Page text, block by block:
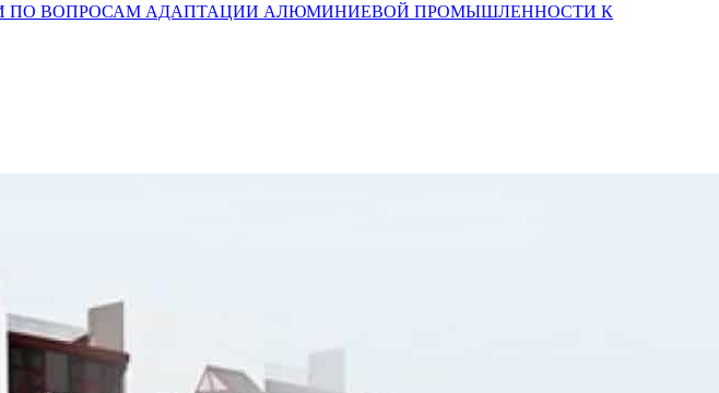
ПО ВОПРОСАМ АДАПТАЦИИ АЛЮМИНИЕВОЙ ПРОМЫШЛЕННОСТИ К